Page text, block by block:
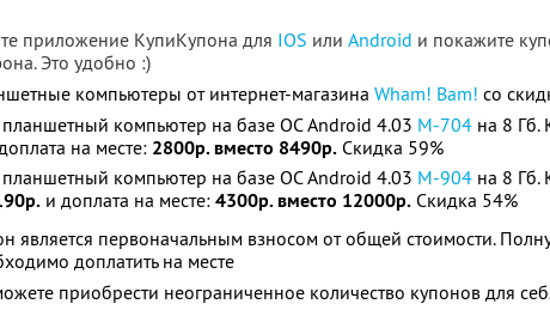
приложение КупиКупона для IOS или Android и покажите
Это удобно :)
компьютеры от интернет-магазина Wham! Bam! со
планшетный компьютер на базе ОС Android 4.03 M-704 на 8 Гб.
на месте: 2800р. вместо 8490р. Скидка 59%
компьютер на базе ОС Android 4.03 M-904 на 8 Гб.
и доплата на месте: 4300р. вместо 12000р. Скидка 54%
является первоначальным взносом от общей стоимости.
доплатить на месте
приобрести неограниченное количество купонов для